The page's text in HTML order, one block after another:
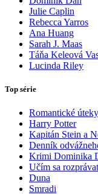
Julie Caplin
Rebecca Yarros
Ana Huang
Sarah J. Maas
Táňa Keleová
Lucinda Riley
Top série
Romantické úteky
Harry Potter
Kapitán Stein a
Denník
Krimi Dominika
Učím sa
Duna
Smradi